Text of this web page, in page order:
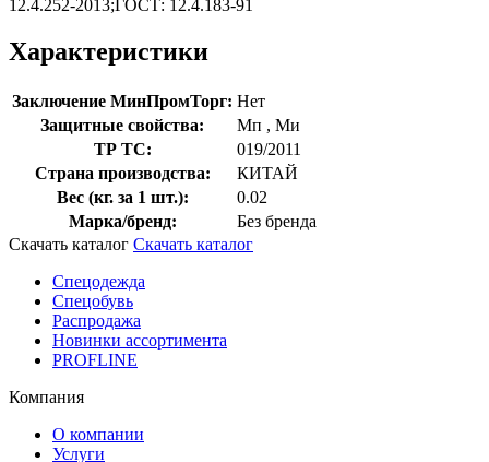
12.4.252-2013;ГОСТ: 12.4.183-91
Характеристики
Заключение МинПромТорг: Нет
Защитные свойства:
Мп , Ми
ТР ТС:
019/2011
Страна производства:
КИТАЙ
Вес (кг. за 1 шт.):
0.02
Марка/бренд:
Без бренда
Скачать каталог Скачать каталог
Спецодежда
Спецобувь
Распродажа
Новинки ассортимента
PROFLINE
Компания
О компании
Услуги